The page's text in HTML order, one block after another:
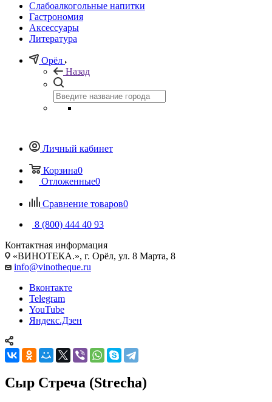
Слабоалкогольные напитки
Гастрономия
Аксессуары
Литература
Орёл
Назад
Личный кабинет
Корзина0
Отложенные0
Сравнение товаров0
8 (800) 444 40 93
Контактная информация
«ВИНОТЕКА.», г. Орёл, ул. 8 Марта, 8
info@vinotheque.ru
Вконтакте
Telegram
YouTube
Яндекс.Дзен
Сыр Стреча (Strecha)